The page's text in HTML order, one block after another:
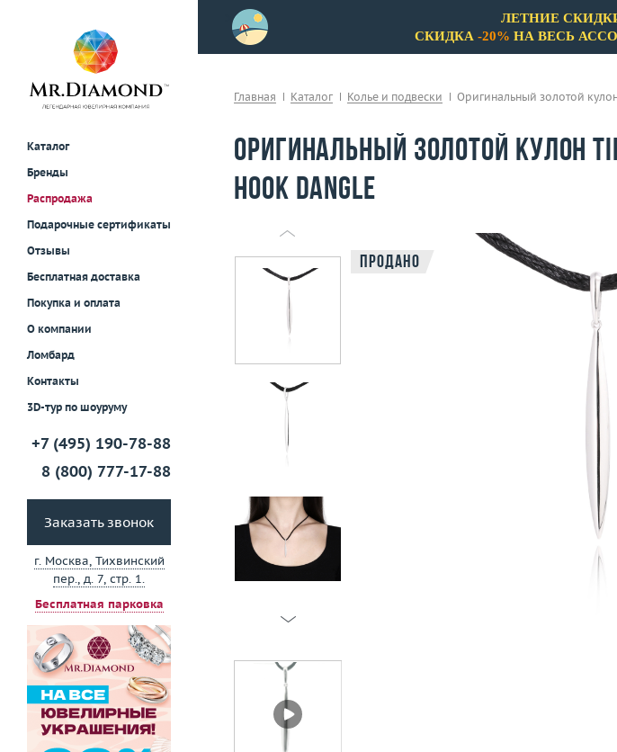
Каталог
Бренды
Распродажа
Подарочные сертификаты
Отзывы
Бесплатная доставка
Покупка и оплата
О компании
Ломбард
Контакты
3D-тур по шоуруму
+7 (495) 190-78-88
8 (800) 777-17-88
Заказать звонок
г. Москва, Тихвинский
пер., д. 7, стр. 1.
Бесплатная парковка
примерки!
ЛЕТНИЕ СКИДКИ
СКИДКА -20% НА ВЕСЬ
Главная Каталог Колье и подвески Оригинальный золотой
Оригинальный золотой кулон
Hook Dangle
Продано